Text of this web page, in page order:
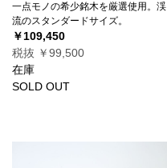
一点モノの希少銘木を厳選使用。渓
流のスタンダードサイズ。
￥109,450
税抜 ￥99,500
在庫
SOLD OUT